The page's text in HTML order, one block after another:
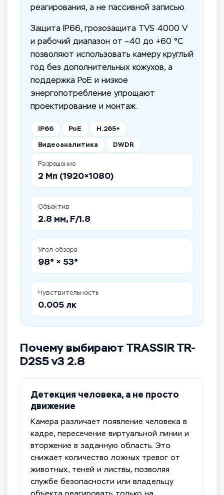
реагирования, а не пассивной записью.
Защита IP66, грозозащита TVS 4000 V
и рабочий диапазон от –40 до +60 °C
позволяют использовать камеру круглый
год без дополнительных кожухов, а
поддержка PoE и низкое
энергопотребление упрощают
проектирование и монтаж.
IP66 PoE
H.265+
Видеоаналитика
DWDR
Разрешение
2 Мп (1920×1080)
Объектив
2.8 мм, F/1.8
Угол обзора
98° × 53°
Чувствительность
0.005 лк
Почему выбирают TRASSIR TR-
D2S5 v3 2.8
Детекция человека, а не просто
движение
Камера различает появление человека в
кадре, пересечение виртуальной линии и
вторжение в заданную область. Это
снижает количество ложных тревог от
животных, теней и листвы, позволяя
службе безопасности или владельцу